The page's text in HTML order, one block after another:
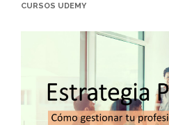
CURSOS UDEMY